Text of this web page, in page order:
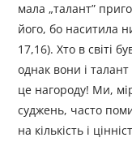
мала „талант”
його, бо наситила
17,16). Хто в світі
однак вони і
це нагороду! Ми,
суджень, часто
на кількість і